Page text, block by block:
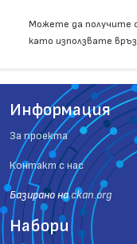
Можете да получите
като използвате
Информация
За проекта
Контакт с нас
Базиранo наckan.org
Набори